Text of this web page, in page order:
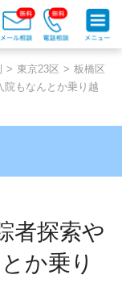
東京23区
板橋区
院もなんとか乗り越
者探索や
か乗り